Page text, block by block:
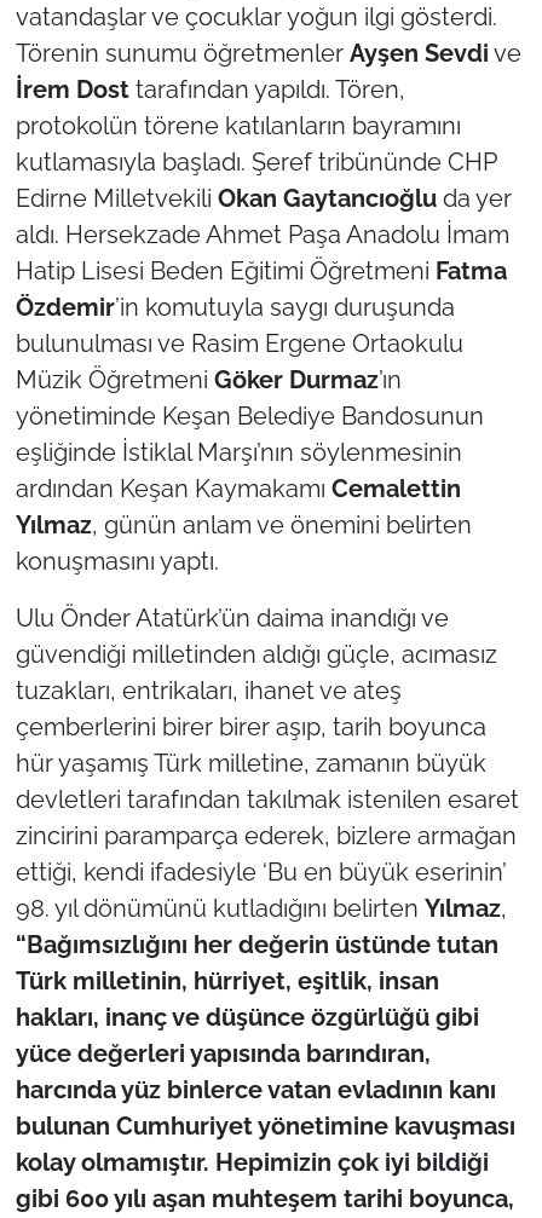
vatandaşlar ve çocuklar yoğun ilgi gösterdi.
Törenin sunumu öğretmenler Ayşen Sevdi ve
İrem Dosttarafından yapıldı. Tören,
protokolün törene katılanların bayramını
kutlamasıyla başladı. Şeref tribününde CHP
Edirne Milletvekili Okan Gaytancıoğluda yer
aldı. Hersekzade Ahmet Paşa Anadolu İmam
Hatip Lisesi Beden Eğitimi Öğretmeni Fatma
Özdemir’in komutuyla saygı duruşunda
bulunulması ve Rasim Ergene Ortaokulu
Müzik Öğretmeni Göker Durmaz’ın
yönetiminde Keşan Belediye Bandosunun
eşliğinde İstiklal Marşı’nın söylenmesinin
ardından Keşan Kaymakamı Cemalettin
Yılmaz, günün anlam ve önemini belirten
konuşmasını yaptı.
Ulu Önder Atatürk’ün daima inandığı ve
güvendiği milletinden aldığı güçle, acımasız
tuzakları, entrikaları, ihanet ve ateş
çemberlerini birer birer aşıp, tarih boyunca
hür yaşamış Türk milletine, zamanın büyük
devletleri tarafından takılmak istenilen esaret
zincirini paramparça ederek, bizlere armağan
ettiği, kendi ifadesiyle ‘Bu en büyük eserinin’
98. yıl dönümünü kutladığını belirten Yılmaz,
“Bağımsızlığını her değerin üstünde tutan
Türk milletinin, hürriyet, eşitlik, insan
hakları, inanç ve düşünce özgürlüğü gibi
yüce değerleri yapısında barındıran,
harcında yüz binlerce vatan evladının kanı
bulunan Cumhuriyet yönetimine kavuşması
kolay olmamıştır. Hepimizin çok iyi bildiği
gibi 600 yılı aşan muhteşem tarihi boyunca,
Güvenlik
Genel
Politika
Flaş Haber
Dış Haberler
İş Dünyası
Bilim Teknoloji
English News
Canlı Maç
Genel-A
Gündem-Eğitim